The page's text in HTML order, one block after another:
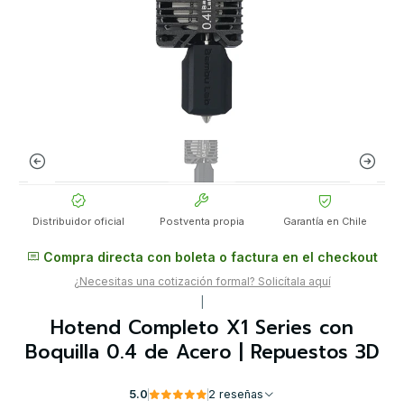
Distribuidor oficial Postventa propia Garantía en Chile
Compra directa con boleta o factura en el checkout
¿Necesitas una cotización formal? Solicítala aquí
Hotend Completo X1 Series con
Boquilla 0.4 de Acero | Repuestos 3D
5.0 2 reseñas